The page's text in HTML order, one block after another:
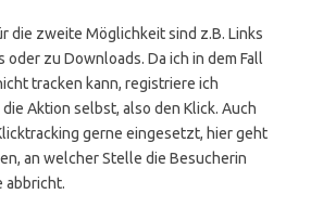
die zweite Möglichkeit sind z.B. Links
oder zu Downloads. Da ich in dem Fall
tracken kann, registriere ich
Aktion selbst, also den Klick. Auch
gerne eingesetzt, hier geht
an welcher Stelle die Besucherin
abbricht.